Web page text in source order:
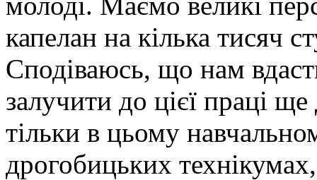
капелан на кілька тисяч
Сподіваюсь, що нам
залучити до цієї праці
тільки в цьому
дрогобицьких